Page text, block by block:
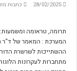
28/02/2025 כתבות
תרומה, טראומה
המערכת : המאמר של ד"ר
ההשתייכות לשרשרת
מתחברות לעקרונות